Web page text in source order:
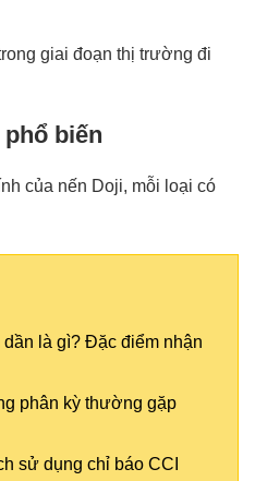
giai đoạn thị trường đi
biến
của nến Doji, mỗi loại có
dần là gì? Đặc điểm nhận
phân kỳ thường gặp
sử dụng chỉ báo CCI